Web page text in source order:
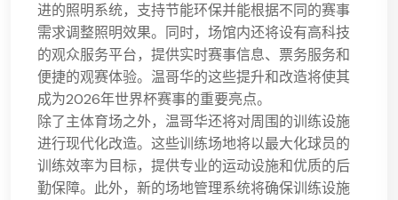
进的照明系统，支持节能环保并能根据不同的赛事
需求调整照明效果。同时，场馆内还将设有高科技
的观众服务平台，提供实时赛事信息、票务服务和
便捷的观赛体验。温哥华的这些提升和改造将使其
成为2026年世界杯赛事的重要亮点。
除了主体育场之外，温哥华还将对周围的训练设施
进行现代化改造。这些训练场地将以最大化球员的
训练效率为目标，提供专业的运动设施和优质的后
勤保障。此外，新的场地管理系统将确保训练设施